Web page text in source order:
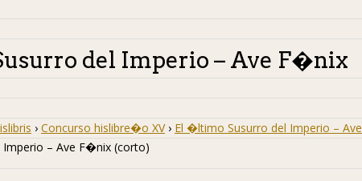
del Imperio – Ave F�nix
› Concurso hislibre�o XV › El �ltimo Susurro del Imperio – Ave
– Ave F�nix (corto)